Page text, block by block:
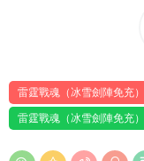
雷霆戰魂（冰雪劍陣免充）
雷霆戰魂（冰雪劍陣免充